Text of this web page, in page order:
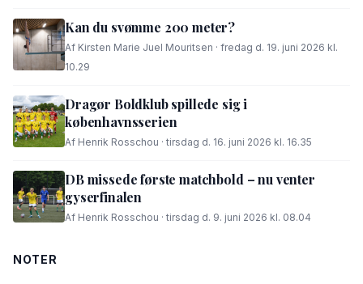
Kan du svømme 200 meter?
Af Kirsten Marie Juel Mouritsen · fredag d. 19. juni 2026 kl.
10.29
Dragør Boldklub spillede sig i
københavnsserien
Af Henrik Rosschou · tirsdag d. 16. juni 2026 kl. 16.35
DB missede første matchbold – nu venter
gyserfinalen
Af Henrik Rosschou · tirsdag d. 9. juni 2026 kl. 08.04
NOTER